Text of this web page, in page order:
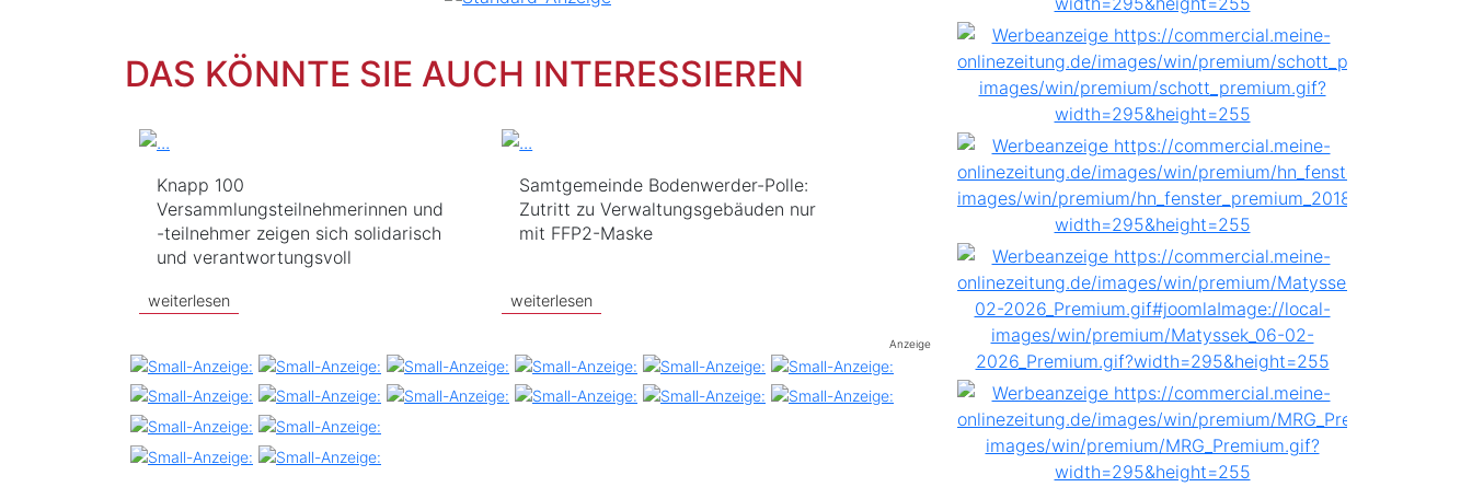
DAS KÖNNTE SIE AUCH INTERESSIEREN
Knapp 100
Versammlungsteilnehmerinnen und
-teilnehmer zeigen sich solidarisch
und verantwortungsvoll
weiterlesen
Samtgemeinde Bodenwerder-Polle:
Zutritt zu Verwaltungsgebäuden nur
mit FFP2-Maske
weiterlesen
Anzeige